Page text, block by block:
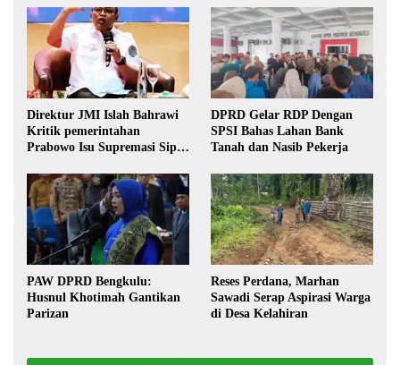
Direktur JMI Islah Bahrawi
Kritik pemerintahan
Prabowo Isu Supremasi Sipil,
Pilkada oleh DPRD
DPRD Gelar RDP Dengan
SPSI Bahas Lahan Bank
Tanah dan Nasib Pekerja
PAW DPRD Bengkulu:
Husnul Khotimah Gantikan
Parizan
Reses Perdana, Marhan
Sawadi Serap Aspirasi Warga
di Desa Kelahiran